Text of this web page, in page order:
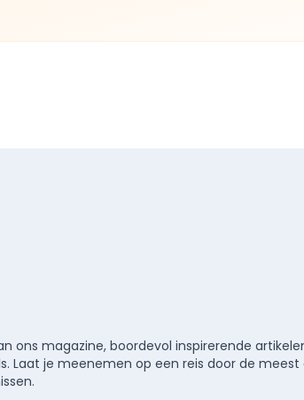
ons magazine, boordevol inspirerende
Laat je meenemen op een reis door de